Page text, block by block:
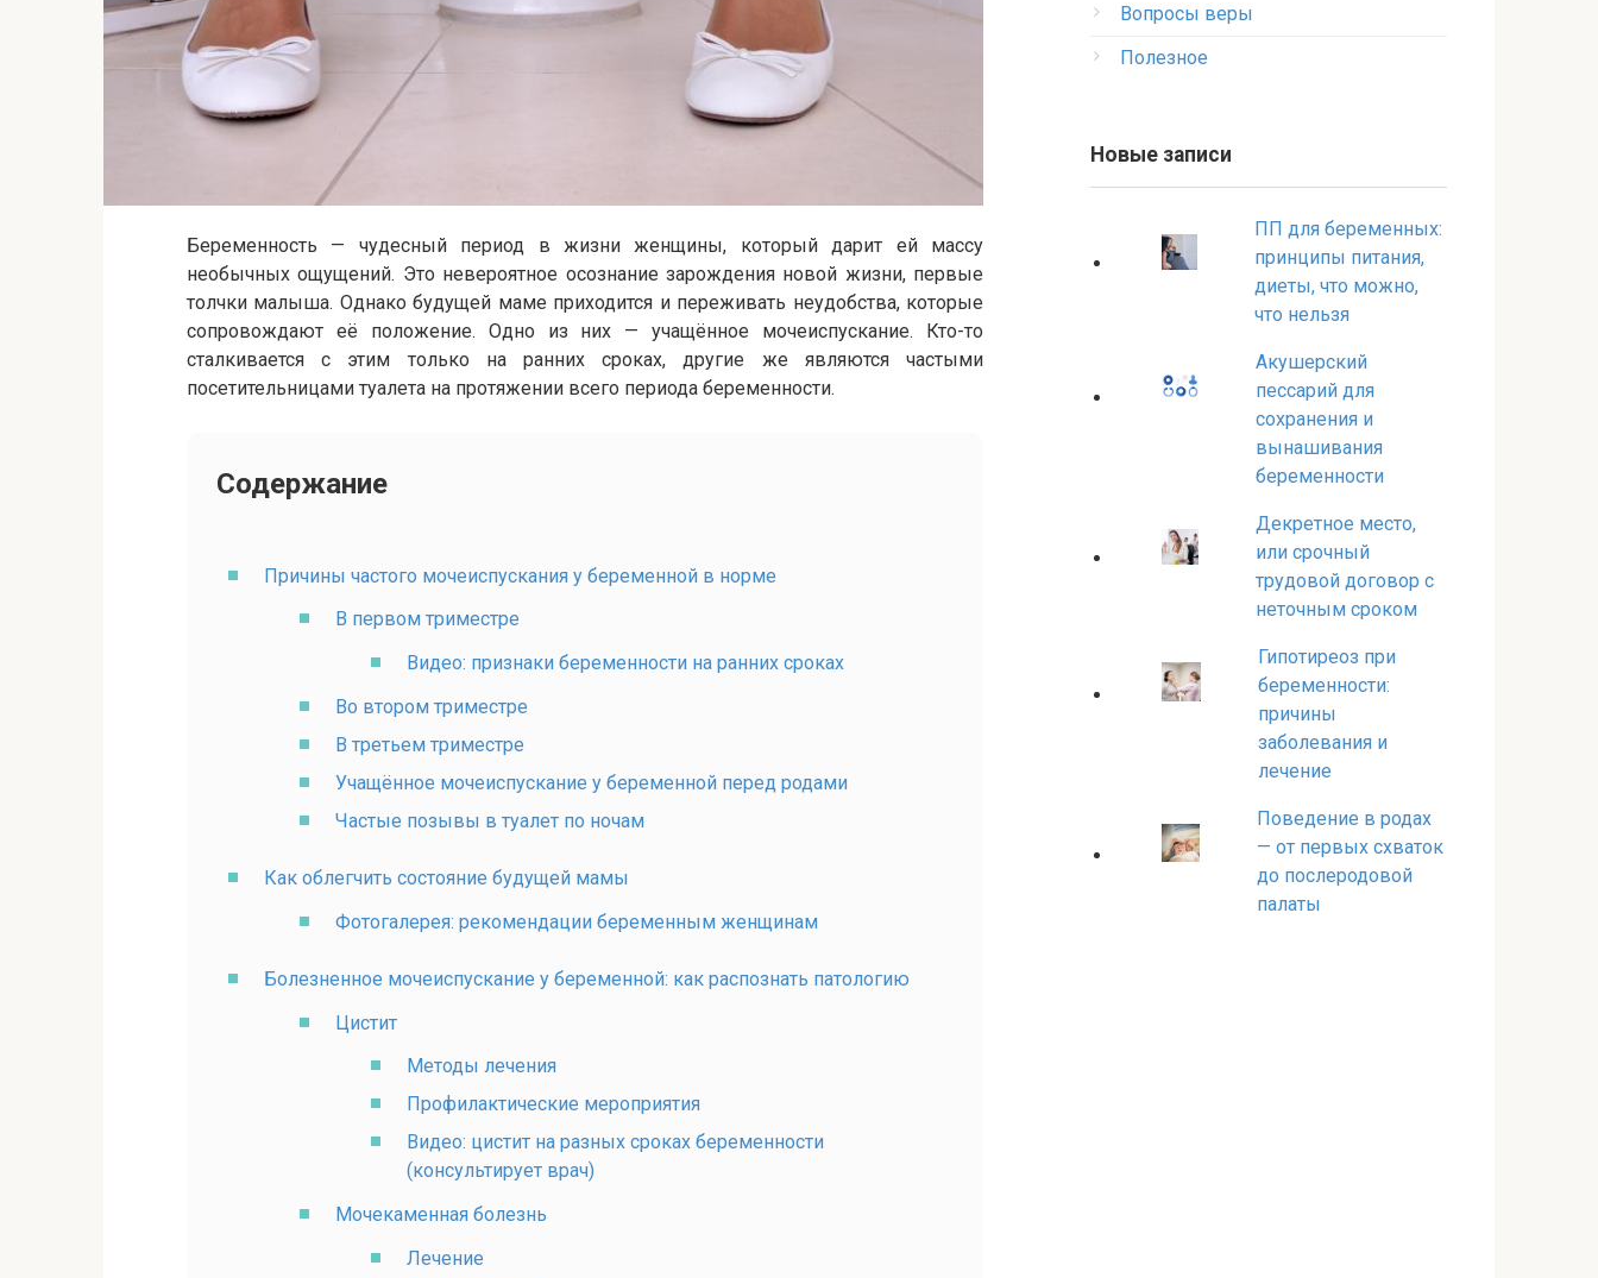
Беременность — чудесный период в жизни женщины, который дарит ей массу
необычных ощущений. Это невероятное осознание зарождения новой жизни, первые
толчки малыша. Однако будущей маме приходится и переживать неудобства, которые
сопровождают её положение. Одно из них — учащённое мочеиспускание. Кто-то
сталкивается с этим только на ранних сроках, другие же являются частыми
посетительницами туалета на протяжении всего периода беременности.
Содержание
Причины частого мочеиспускания у беременной в норме
В первом триместре
Видео: признаки беременности на ранних сроках
Во втором триместре
В третьем триместре
Учащённое мочеиспускание у беременной перед родами
Частые позывы в туалет по ночам
Как облегчить состояние будущей мамы
Фотогалерея: рекомендации беременным женщинам
Болезненное мочеиспускание у беременной: как распознать патологию
Цистит
Методы лечения
Профилактические мероприятия
Видео: цистит на разных сроках беременности
(консультирует врач)
Мочекаменная болезнь
Лечение
Вопросы веры
Полезное
Новые записи
ПП для беременных:
принципы питания,
диеты, что можно,
что нельзя
Акушерский
пессарий для
сохранения и
вынашивания
беременности
Декретное место,
или срочный
трудовой договор с
неточным сроком
Гипотиреоз при
беременности:
причины
заболевания и
лечение
Поведение в родах
— от первых схваток
до послеродовой
палаты